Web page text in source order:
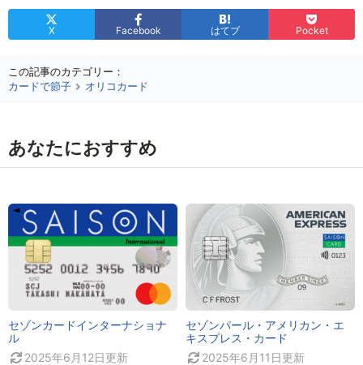
X Facebook はてブ Pocket
この記事のカテゴリー：
カードで節子
オリコカード
あなたにおすすめ
セゾンカードインターナショナ
ル
2025年6月12日更新
セゾンパール・アメリカン・エ
キスプレス・カード
2025年6月11日更新